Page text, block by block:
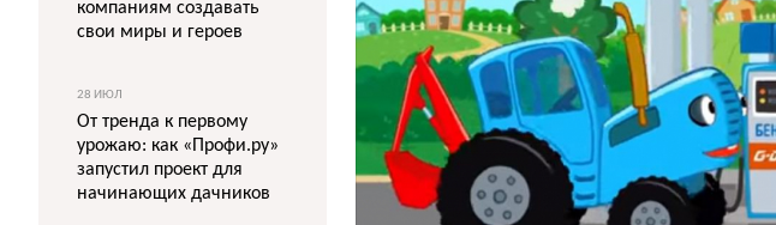
компаниям создавать
свои миры и героев
28 ИЮЛ
От тренда к первому
урожаю: как «Профи.ру»
запустил проект для
начинающих дачников